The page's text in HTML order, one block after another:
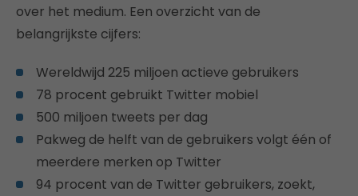
over het medium. Een overzicht van de
belangrijkste cijfers:
Wereldwijd 225 miljoen actieve gebruikers
78 procent gebruikt Twitter mobiel
500 miljoen tweets per dag
Pakweg de helft van de gebruikers volgt één of
meerdere merken op Twitter
94 procent van de Twitter gebruikers, zoekt,